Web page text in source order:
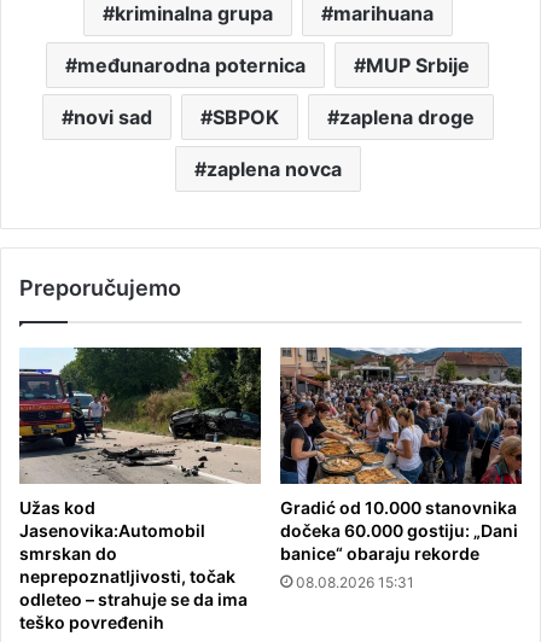
kriminalna grupa marihuana
međunarodna poternica MUP Srbije
novi sad SBPOK zaplena droge
zaplena novca
Preporučujemo
Užas kod
Jasenovika:Automobil
smrskan do
neprepoznatljivosti, točak
odleteo – strahuje se da ima
teško povređenih
Gradić od 10.000 stanovnika
dočeka 60.000 gostiju: „Dani
banice“ obaraju rekorde
08.08.2026 15:31